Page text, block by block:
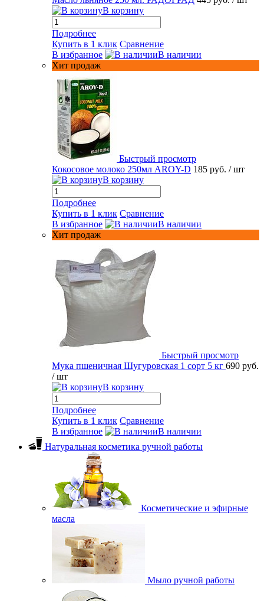
В корзину
Подробнее
Купить в 1 клик Сравнение
В избранное
В наличии
Хит продаж
Быстрый просмотр
Кокосовое молоко 250мл AROY-D 185 руб. / шт
В корзину
Подробнее
Купить в 1 клик Сравнение
В избранное
В наличии
Хит продаж
Быстрый просмотр
Мука пшеничная Шугуровская 1 сорт 5 кг 690 руб.
/ шт
В корзину
Подробнее
Купить в 1 клик Сравнение
В избранное
В наличии
Натуральная косметика ручной работы
Косметические и эфирные
масла
Мыло ручной работы